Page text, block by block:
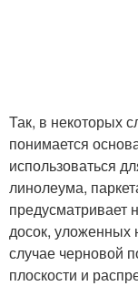
Так, в некоторых
понимается
использоваться
линолеума,
досок, уложенных
случае черновой
плоскости и